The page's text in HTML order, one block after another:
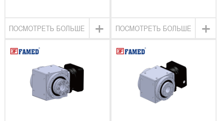
+
ПОСМОТРЕТЬ БОЛЬШЕ +
ПОСМОТРЕТЬ БОЛЬШЕ